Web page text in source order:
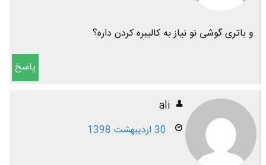
و باتری گوشی نو نیاز به کالیبره کردن داره؟
پاسخ
ali
30 اردیبهشت 1398